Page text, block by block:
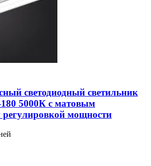
светодиодный светильник
5000К с матовым
регулировкой мощности